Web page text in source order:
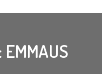
EMMAUS